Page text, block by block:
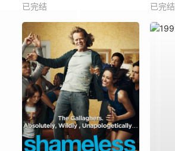
已完结
已完结